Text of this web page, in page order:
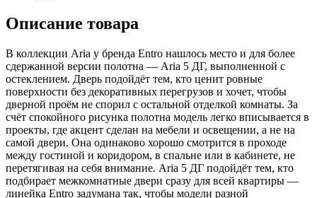
Описание товара
В коллекции Aria у бренда Entro нашлось место и для более
сдержанной версии полотна — Aria 5 ДГ, выполненной с
остеклением. Дверь подойдёт тем, кто ценит ровные
поверхности без декоративных перегрузов и хочет, чтобы
дверной проём не спорил с остальной отделкой комнаты. За
счёт спокойного рисунка полотна модель легко вписывается в
проекты, где акцент сделан на мебели и освещении, а не на
самой двери. Она одинаково хорошо смотрится в проходе
между гостиной и коридором, в спальне или в кабинете, не
перетягивая на себя внимание. Aria 5 ДГ подойдёт тем, кто
подбирает межкомнатные двери сразу для всей квартиры —
линейка Entro задумана так, чтобы модели разной